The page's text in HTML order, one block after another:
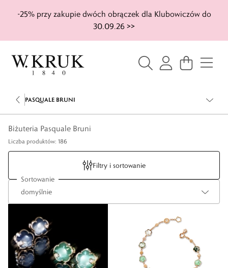
-25% przy zakupie dwóch obrączek dla Klubowiczów do
30.09.26 >>
PASQUALE BRUNI
Biżuteria Pasquale Bruni
Liczba produktów: 186
Filtry i sortowanie
Sortowanie